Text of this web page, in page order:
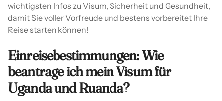
wichtigsten Infos zu Visum, Sicherheit und Gesundheit,
damit Sie voller Vorfreude und bestens vorbereitet Ihre
Reise starten können!
Einreisebestimmungen: Wie
beantrage ich mein Visum für
Uganda und Ruanda?